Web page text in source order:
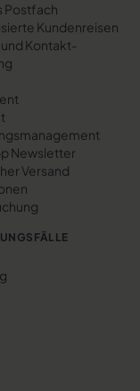
Postfach
Kundenreisen
Kontakt­
Newsletter
Versand